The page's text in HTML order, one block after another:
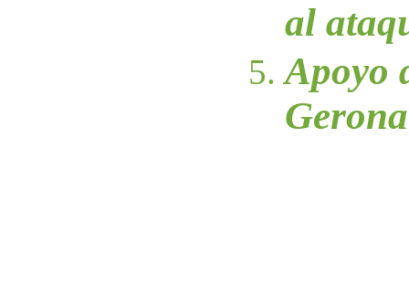
al
Apoyo
Gerona